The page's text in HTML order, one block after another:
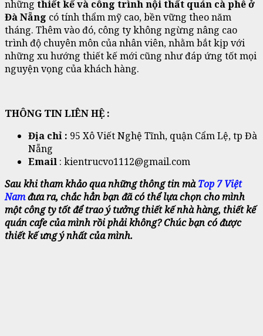
những thiết kế và công trình nội thất quán cà phê ở
Đà Nẵng có tính thẩm mỹ cao, bền vững theo năm
tháng. Thêm vào đó, công ty không ngừng nâng cao
trình độ chuyên môn của nhân viên, nhằm bắt kịp với
những xu hướng thiết kế mới cũng như đáp ứng tốt mọi
nguyện vọng của khách hàng.
THÔNG TIN LIÊN HỆ :
Địa chỉ : 95 Xô Viết Nghệ Tĩnh, quận Cẩm Lệ, tp Đà
Nẵng
Email : kientrucvo1112@gmail.com
Sau khi tham khảo qua những thông tin màTop 7 Việt
Namđưa ra, chắc hẳn bạn đã có thể lựa chọn cho mình
một công ty tốt để trao ý tưởng thiết kế nhà hàng, thiết kế
quán cafe của mình rồi phải không? Chúc bạn có được
thiết kế ưng ý nhất của mình.